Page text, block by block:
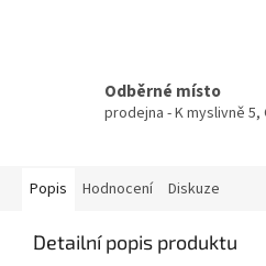
Odběrné místo
prodejna - K myslivně 5,
Popis Hodnocení Diskuze
Detailní popis produktu